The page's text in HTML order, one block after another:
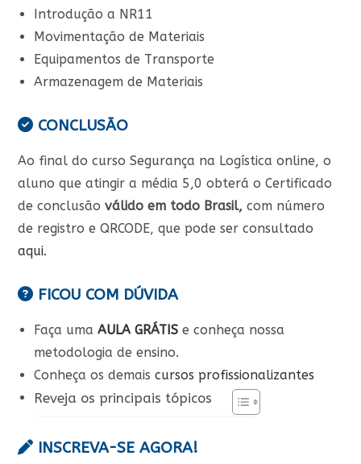
Introdução a NR11
Movimentação de Materiais
Equipamentos de Transporte
Armazenagem de Materiais
CONCLUSÃO
Ao final do curso Segurança na Logística online, o
aluno que atingir a média 5,0 obterá o Certificado
de conclusãoválido em todo Brasil,com número
de registro e QRCODE, que pode ser consultado
aqui.
FICOU COM DÚVIDA
Faça umaAULA GRÁTIS e conheça nossa
metodologia de ensino.
Conheça os demaiscursos profissionalizantes
Reveja os principais tópicos
INSCREVA-SE AGORA!